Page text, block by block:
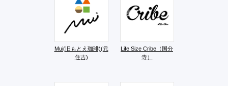
Mui(旧もとえ珈琲)(元
住吉)​
Life Size Cribe（国分
寺）